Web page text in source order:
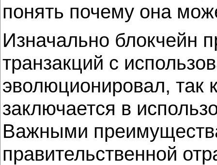
понять почему она
Изначально блокчейн
транзакций с
эволюционировал, так
заключается в
Важными
правительственной